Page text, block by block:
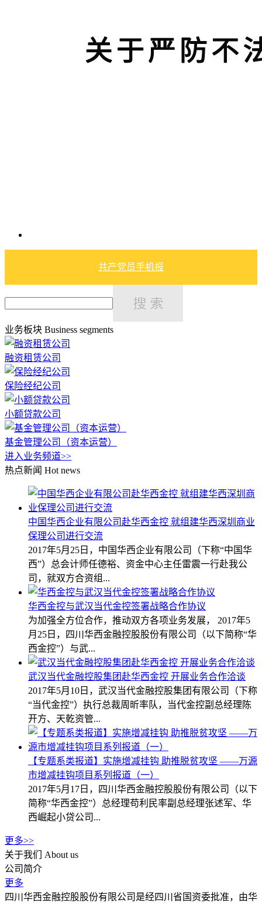
共产党员手机报
业务板块 Business segments
融资租赁公司
保险经纪公司
小额贷款公司
基金管理公司（资本运营）
进入业务频道>>
热点新闻 Hot news
中国华西企业有限公司赴华西金控 就组建华西深圳商业
保理公司进行交流
2017年5月25日，中国华西企业有限公司（下称“中国华
西”）总会计师任德裕、资金中心主任雷震一行赴我公
司，就双方合资组...
华西金控与武汉当代金控签署战略合作协议
为加强全方位合作，推动双方各项业务发展， 2017年5
月25日，四川华西金融控股股份有限公司（以下简称“华
西金控”）与武...
武汉当代金融控股集团赴华西金控 开展业务合作洽谈
2017年5月10日，武汉当代金融控股集团有限公司（下称
“当代金控”）执行总裁周昕率队，当代金控副总经理陈
开方、天乾资管...
【专题系类报道】实施增减挂钩 助推脱贫攻坚 ——万源
市增减挂钩项目系列报道（一）
2017年5月17日，四川华西金融控股股份有限公司（以下
简称“华西金控”）总经理苟利民率副总经理张述军、华
西崛起小贷公司...
更多>>
关于我们
About us
公司简介
更多
四川华西金融控股股份有限公司是经四川省国资委批准，由华